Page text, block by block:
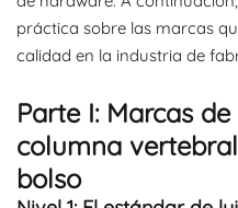
práctica sobre las marcas
calidad en la industria de
Parte I: Marcas
columna
bolso